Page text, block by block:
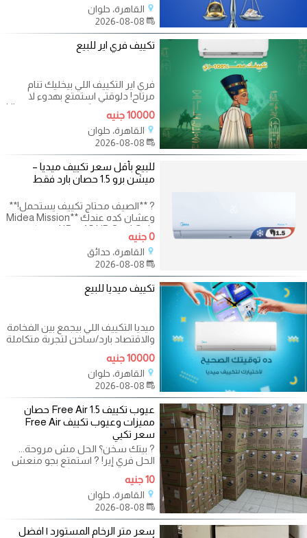
القاهرة، حلوان
تكييف فري اير للبيع
فري اير التكييف اللي بيخليك تنام
مرتاح! دلوقتي استمتع بهدوء لا
يوصف وتبريد فعّال طول اليوم Ultra
10000 جنيه
القاهرة، حلوان
للبيع بأقل سعر تكييف ميديا –
ميشن برو 1.5 حصان بارد فقط
? **الصيف محتاج تكييف يستحمل!**
وعشان كده عندك **Midea Mission
Pro 1.5 HP Cool Only** ❄️ التكييف
مصمم لتقديم أداء
0 جنيه
القاهرة، حدائق
تكييف ميديا للبيع
ميديا التكييف اللي بيجمع بين الفخامة
والاقتصاد بارد/ساخن لتجربة متكاملة
تكنولوجيا إنفرتر
10000 جنيه
القاهرة، حلوان
عيوب تكييف Free Air 1.5 حصان
مميزات وعيوب تكييف Free Air
سعر تكيي
? بيتك سخن؟ الحل مش مروحة...
الحل فري إير! ? استمتع بجو منعش
ومريح في البيت مع تكييفات فري إير.
✔️
10 جنيه
القاهرة، حلوان
سعر متر الرخام المستورد | افضل